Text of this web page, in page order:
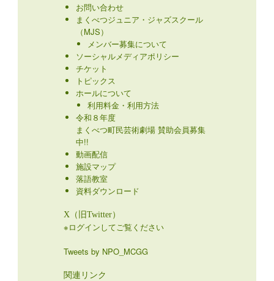
お問い合わせ
まくべつジュニア・ジャズスクール
（MJS）
メンバー募集について
ソーシャルメディアポリシー
チケット
トピックス
ホールについて
利用料金・利用方法
令和８年度
まくべつ町民芸術劇場 賛助会員募集
中!!
動画配信
施設マップ
落語教室
資料ダウンロード
X（旧Twitter）
※ログインしてご覧ください
Tweets by NPO_MCGG
関連リンク